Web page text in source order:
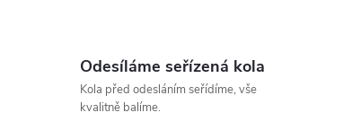
Odesíláme seřízená kola
Kola před odesláním seřídíme, vše
kvalitně balíme.